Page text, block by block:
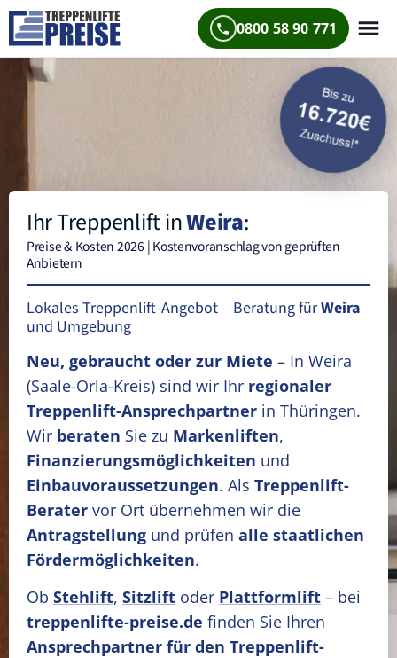
0800 58 90 771
Ihr Treppenlift inWeira:
Preise & Kosten 2026 | Kostenvoranschlag von geprüften
Anbietern
Lokales Treppenlift-Angebot – Beratung fürWeira
und Umgebung
Neu, gebraucht oder zur Miete – In Weira
(Saale-Orla-Kreis) sind wir Ihr regionaler
Treppenlift-Ansprechpartner in Thüringen.
Wir beraten Sie zu Markenliften,
Finanzierungsmöglichkeiten und
Einbauvoraussetzungen. Als Treppenlift-
Berater vor Ort übernehmen wir die
Antragstellung und prüfen alle staatlichen
Fördermöglichkeiten.
Ob Stehlift, Sitzlift oder Plattformlift – bei
treppenlifte-preise.de finden Sie Ihren
Ansprechpartner für den Treppenlift-